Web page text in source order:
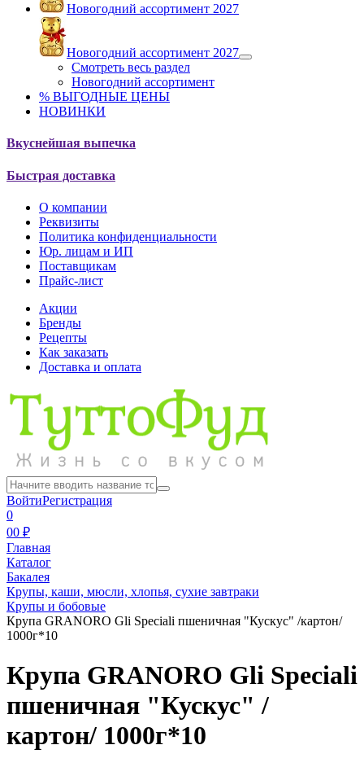
Новогодний ассортимент 2027
Новогодний ассортимент 2027
Смотреть весь раздел
Новогодний ассортимент
% ВЫГОДНЫЕ ЦЕНЫ
НОВИНКИ
Вкуснейшая выпечка
Быстрая доставка
О компании
Реквизиты
Политика конфиденциальности
Юр. лицам и ИП
Поставщикам
Прайс-лист
Акции
Бренды
Рецепты
Как заказать
Доставка и оплата
ВойтиРегистрация
0
00 ₽
Главная
Каталог
Бакалея
Крупы, каши, мюсли, хлопья, сухие завтраки
Крупы и бобовые
Крупа GRANORO Gli Speciali пшеничная "Кускус" /картон/
1000г*10
Крупа GRANORO Gli Speciali
пшеничная "Кускус" /
картон/ 1000г*10